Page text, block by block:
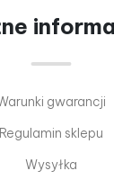
gwarancji
Regulamin sklepu
Wysyłka